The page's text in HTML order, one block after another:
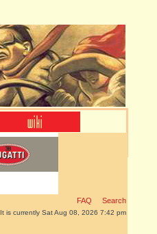
FAQ Search
It is currently Sat Aug 08, 2026 7:42 pm